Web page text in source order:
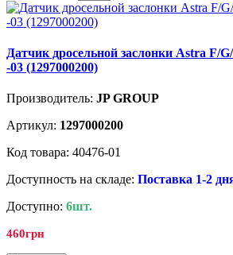
Датчик дросельной заслонки Astra F/
-03 (1297000200)
Производитель: JP GROUP
Артикул: 1297000200
Код товара: 40476-01
Доступность на складе: Поставка 1-2
Доступно: 6шт.
460грн